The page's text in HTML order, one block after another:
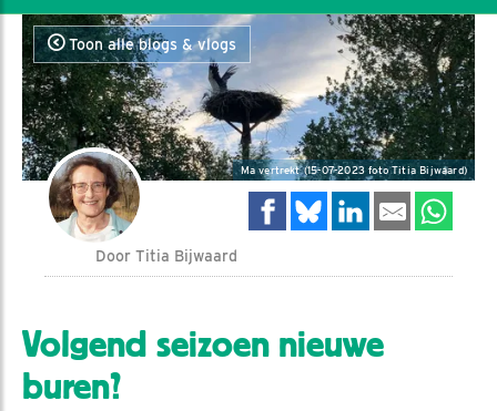
Toon alle blogs & vlogs
Ma vertrekt (15-07-2023 foto Titia Bijwaard)
Door Titia Bijwaard
Volgend seizoen nieuwe
buren?